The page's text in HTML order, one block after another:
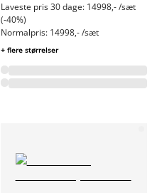
Laveste pris 30 dage: 14998,- /sæt
(-40%)
Normalpris: 14998,- /sæt
+ flere størrelser